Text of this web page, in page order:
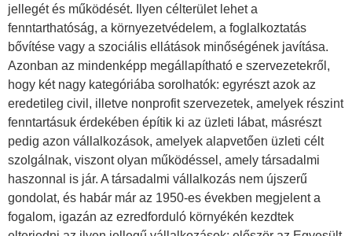
jellegét és működését. Ilyen célterület lehet a
fenntarthatóság, a környezetvédelem, a foglalkoztatás
bővítése vagy a szociális ellátások minőségének javítása.
Azonban az mindenképp megállapítható e szervezetekről,
hogy két nagy kategóriába sorolhatók: egyrészt azok az
eredetileg civil, illetve nonprofit szervezetek, amelyek részint
fenntartásuk érdekében építik ki az üzleti lábat, másrészt
pedig azon vállalkozások, amelyek alapvetően üzleti célt
szolgálnak, viszont olyan működéssel, amely társadalmi
haszonnal is jár. A társadalmi vállalkozás nem újszerű
gondolat, és habár már az 1950-es években megjelent a
fogalom, igazán az ezredforduló környékén kezdtek